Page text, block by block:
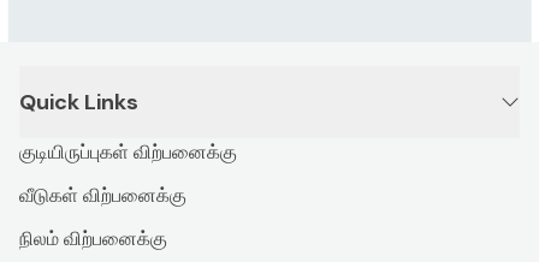
Quick Links
குடியிருப்புகள் விற்பனைக்கு
வீடுகள் விற்பனைக்கு
நிலம் விற்பனைக்கு